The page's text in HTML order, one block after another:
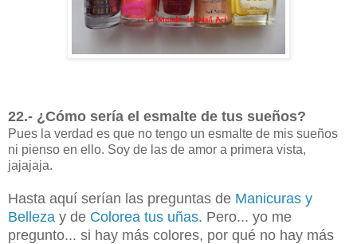
22.- ¿Cómo sería el esmalte de tus sueños?
Pues la verdad es que no tengo un esmalte de mis sueños
ni pienso en ello. Soy de las de amor a primera vista,
jajajaja.
Hasta aquí serían las preguntas de Manicuras y
Belleza y de Colorea tus uñas. Pero... yo me
pregunto... si hay más colores, por qué no hay más